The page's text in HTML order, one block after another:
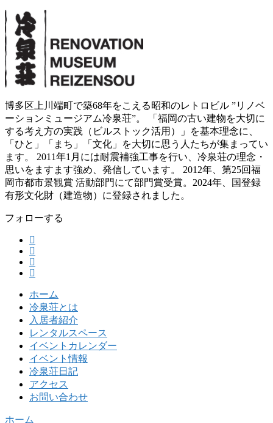
博多区上川端町で築68年をこえる昭和のレトロビル ”リノベ
ーションミュージアム冷泉荘”。 「福岡の古い建物を大切に
する考え方の実践（ビルストック活用）」を基本理念に、
「ひと」「まち」「文化」を大切に思う人たちが集まってい
ます。 2011年1月には耐震補強工事を行い、冷泉荘の理念・
思いをますます強め、発信しています。 2012年、第25回福
岡市都市景観賞 活動部門にて部門賞受賞。2024年、国登録
有形文化財（建造物）に登録されました。
フォローする
ホーム
冷泉荘とは
入居者紹介
レンタルスペース
イベントカレンダー
イベント情報
冷泉荘日記
アクセス
お問い合わせ
ホーム